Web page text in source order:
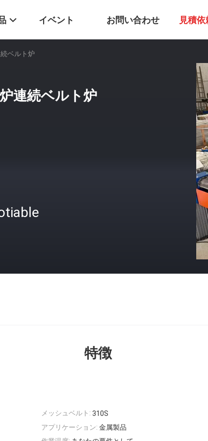
イベント お問い合わせ 見積依
ベルト炉
連続ベルト炉
特徴
メッシュベルト: 310S
アプリケーション: 金属製品